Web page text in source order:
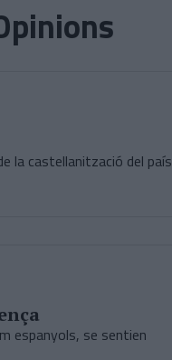
la castellanització del país
espanyols, se sentien